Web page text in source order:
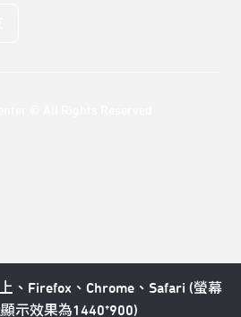
、Firefox、Chrome、Safari (螢幕
示效果為1440*900)